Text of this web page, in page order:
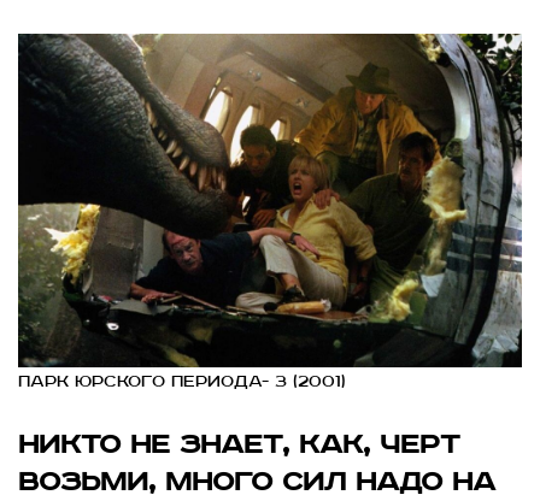
Парк Юрского периода- 3 (2001)
НИКТО НЕ ЗНАЕТ, КАК, ЧЕРТ
ВОЗЬМИ, МНОГО СИЛ НАДО НА